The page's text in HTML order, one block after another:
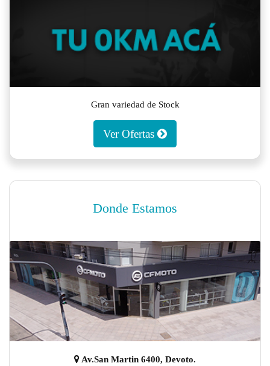
Gran variedad de Stock
Ver Ofertas
Donde Estamos
Av.San Martin 6400, Devoto.